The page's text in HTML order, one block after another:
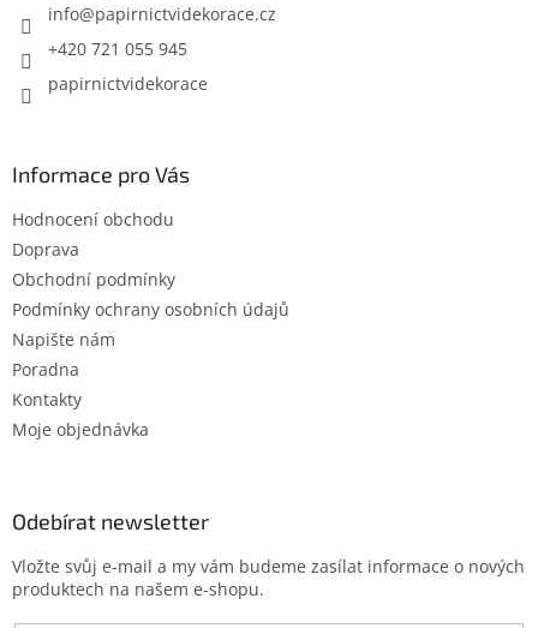
info@papirnictvidekorace.cz
+420 721 055 945
papirnictvidekorace
Informace pro Vás
Hodnocení obchodu
Doprava
Obchodní podmínky
Podmínky ochrany osobních údajů
Napište nám
Poradna
Kontakty
Moje objednávka
Odebírat newsletter
Vložte svůj e-mail a my vám budeme zasílat informace o nových
produktech na našem e-shopu.